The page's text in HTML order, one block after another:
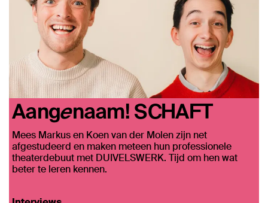
Aangenaam! SCHAFT
Mees Markus en Koen van der Molen zijn net
afgestudeerd en maken meteen hun professionele
theaterdebuut met DUIVELSWERK. Tijd om hen wat
beter te leren kennen.